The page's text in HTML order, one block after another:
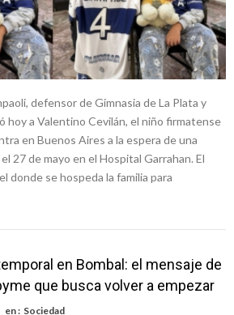
defensor de Gimnasia de La Plata y
hoy a Valentino Cevilán, el niño firmatense
en Buenos Aires a la espera de una
27 de mayo en el Hospital Garrahan. El
donde se hospeda la familia para
en Bombal: el mensaje de
que busca volver a empezar
en : Sociedad